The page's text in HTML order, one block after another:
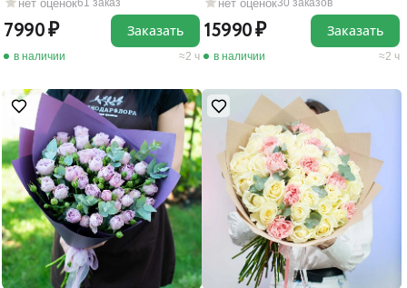
нет оценок61 заказ
7990
в наличии 2 ч
Заказать
нет оценок30 заказов
15990
в наличии 2 ч
Заказать